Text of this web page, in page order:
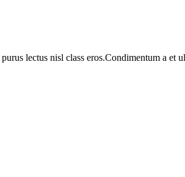
lectus nisl class eros.Condimentum a et